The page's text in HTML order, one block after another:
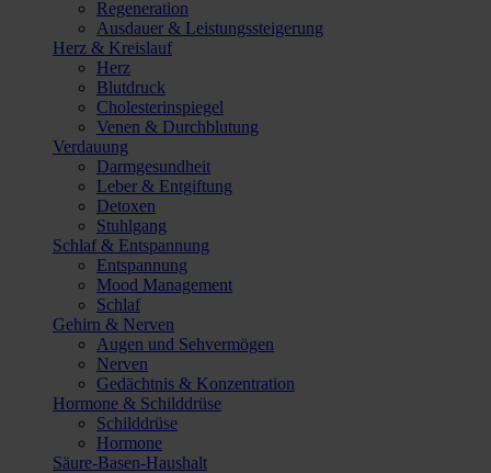
Regeneration
Ausdauer & Leistungssteigerung
Herz & Kreislauf
Herz
Blutdruck
Cholesterinspiegel
Venen & Durchblutung
Verdauung
Darmgesundheit
Leber & Entgiftung
Detoxen
Stuhlgang
Schlaf & Entspannung
Entspannung
Mood Management
Schlaf
Gehirn & Nerven
Augen und Sehvermögen
Nerven
Gedächtnis & Konzentration
Hormone & Schilddrüse
Schilddrüse
Hormone
Säure-Basen-Haushalt